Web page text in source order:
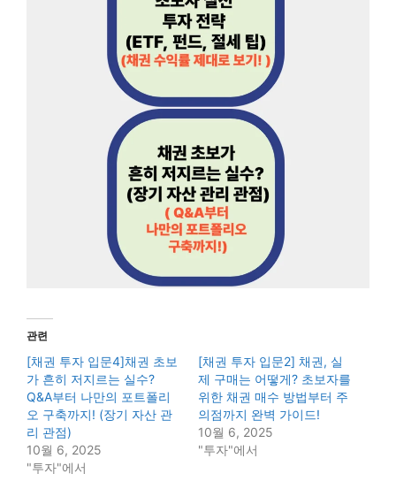
관련
[채권 투자 입문4]채권 초보
가 흔히 저지르는 실수?
Q&A부터 나만의 포트폴리
오 구축까지! (장기 자산 관
리 관점)
10월 6, 2025
"투자"에서
[채권 투자 입문2] 채권, 실
제 구매는 어떻게? 초보자를
위한 채권 매수 방법부터 주
의점까지 완벽 가이드!
10월 6, 2025
"투자"에서